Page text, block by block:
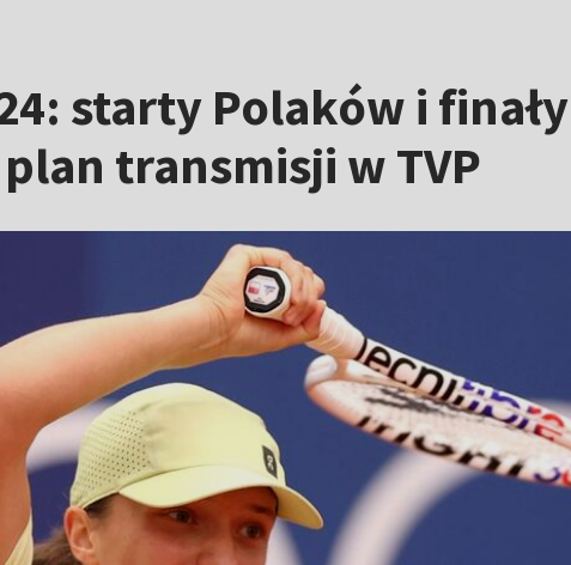
starty Polaków i
transmisji w TVP